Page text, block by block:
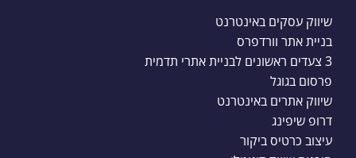
שיווק עסקים באינטרנט
בניית אתר וורדפרס
3 צעדים ראשונים לבניית אתרי תדמית
פרסום בגוגל
שיווק אתרים באינטרנט
דרופ שיפינג
עיצוב כרטיס ביקור